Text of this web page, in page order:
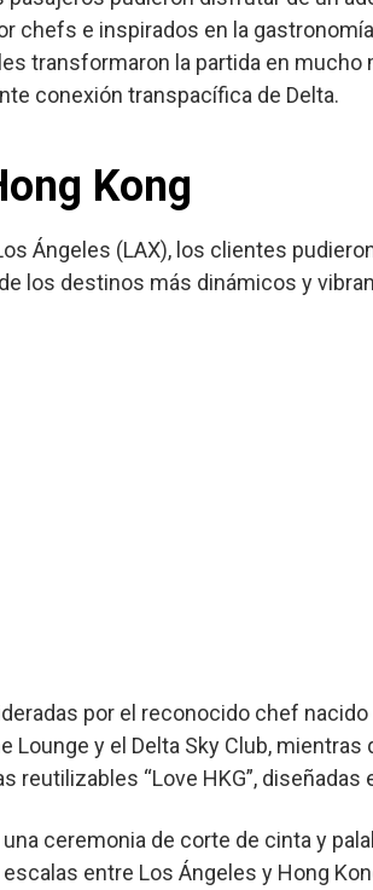
chefs e inspirados en la
transformaron la partida en mucho
conexión transpacífica de Delta.
Kong
Ángeles (LAX), los clientes
los destinos más dinámicos y
por el reconocido chef
Lounge y el Delta Sky Club,
reutilizables “Love HKG”,
una ceremonia de corte de cinta y
entre Los Ángeles y Hong